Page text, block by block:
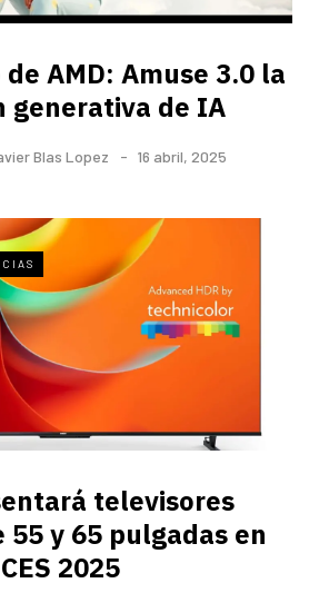
AMD: Amuse 3.0 la
generativa de IA
Blas Lopez 16 abril, 2025
televisores
55 y 65 pulgadas en
CES 2025